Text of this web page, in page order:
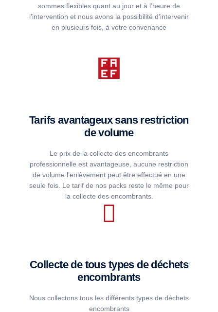
sommes flexibles quant au jour et à l’heure de
l’intervention et nous avons la possibilité d’intervenir
en plusieurs fois, à votre convenance
Tarifs avantageux sans restriction
de volume
Le prix de la collecte des encombrants
professionnelle est avantageuse, aucune restriction
de volume l’enlèvement peut être effectué en une
seule fois. Le tarif de nos packs reste le même pour
la collecte des encombrants.
Collecte de tous types de déchets
encombrants
Nous collectons tous les différents types de déchets
encombrants